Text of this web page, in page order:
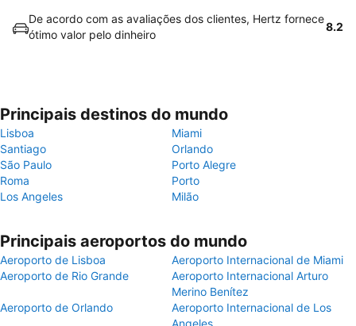
De acordo com as avaliações dos clientes, Hertz fornece
ótimo valor pelo dinheiro
8.2
Principais destinos do mundo
Lisboa
Miami
Santiago
Orlando
São Paulo
Porto Alegre
Roma
Porto
Los Angeles
Milão
Principais aeroportos do mundo
Aeroporto de Lisboa
Aeroporto Internacional de Miami
Aeroporto de Rio Grande
Aeroporto Internacional Arturo
Merino Benítez
Aeroporto de Orlando
Aeroporto Internacional de Los
Angeles